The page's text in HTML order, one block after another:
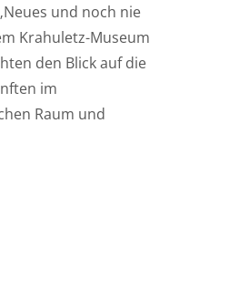
und noch nie
Krahuletz-Museum
den Blick auf die
im
Raum und